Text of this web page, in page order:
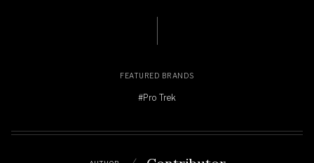
FEATURED BRANDS
#Pro Trek